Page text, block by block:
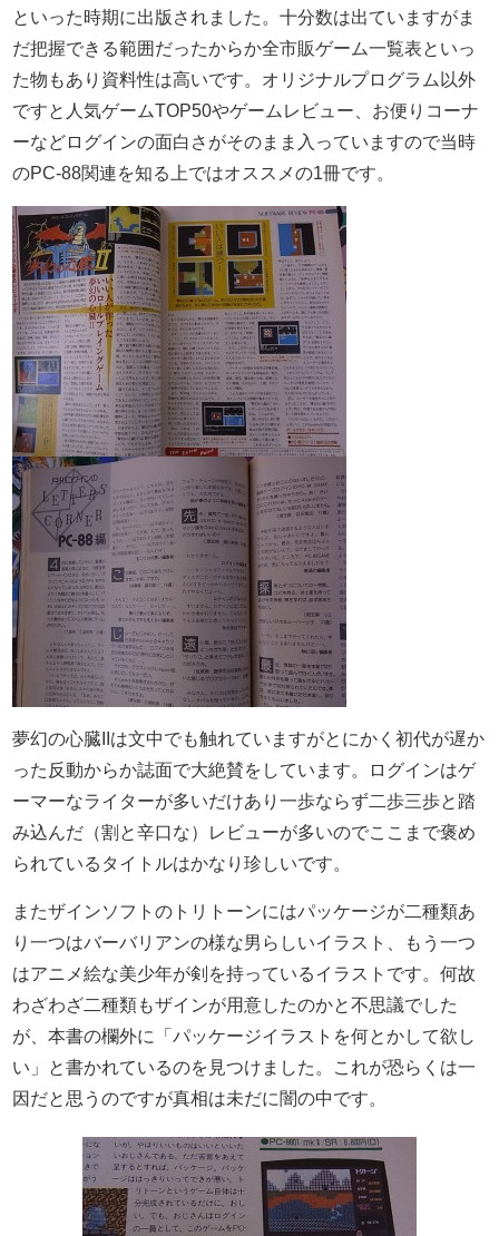
といった時期に出版されました。十分数は出ていますがま
だ把握できる範囲だったからか全市販ゲーム一覧表といっ
た物もあり資料性は高いです。オリジナルプログラム以外
ですと人気ゲームTOP50やゲームレビュー、お便りコーナ
ーなどログインの面白さがそのまま入っていますので当時
のPC-88関連を知る上ではオススメの1冊です。
夢幻の心臓IIは文中でも触れていますがとにかく初代が遅か
った反動からか誌面で大絶賛をしています。ログインはゲ
ーマーなライターが多いだけあり一歩ならず二歩三歩と踏
み込んだ（割と辛口な）レビューが多いのでここまで褒め
られているタイトルはかなり珍しいです。
またザインソフトのトリトーンにはパッケージが二種類あ
り一つはバーバリアンの様な男らしいイラスト、もう一つ
はアニメ絵な美少年が剣を持っているイラストです。何故
わざわざ二種類もザインが用意したのかと不思議でした
が、本書の欄外に「パッケージイラストを何とかして欲し
い」と書かれているのを見つけました。これが恐らくは一
因だと思うのですが真相は未だに闇の中です。